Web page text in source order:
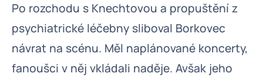
Po rozchodu s Knechtovou a propuštění z
psychiatrické léčebny sliboval Borkovec
návrat na scénu. Měl naplánované koncerty,
fanoušci v něj vkládali naděje. Avšak jeho